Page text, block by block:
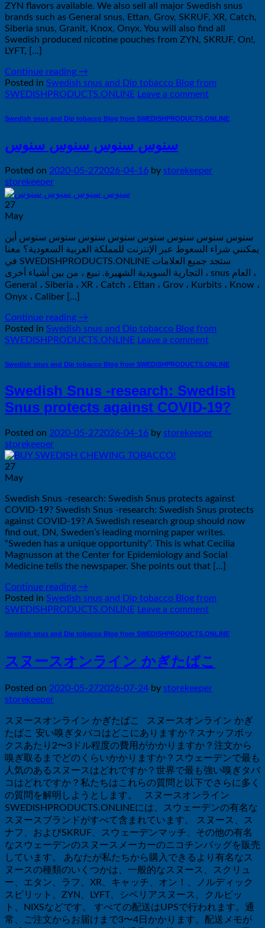
ZYN flavors available. We also sell all major Swedish snus
brands such as General snus, Ettan, Grov, SKRUF, XR, Catch,
Siberia snus, Granit, Knox, Onyx. You will also find all
Swedish produced nicotine pouches from ZYN, SKRUF, On!,
LYFT, […]
Continue reading →
Posted in Swedish snus and Dip tobacco Blog from
SWEDISHPRODUCTS.ONLINE Leave a comment
Swedish snus and Dip tobacco Blog from SWEDISHPRODUCTS.ONLINE
سنوس سنوس سنوس سنوس
Posted on 2020-05-272026-04-16 by storekeeper
storekeeper
27
May
سنوس سنوس سنوس سنوس سنوس سنوس سنوس سنوس أين
يمكنني شراء السعوط عبر الإنترنت للمملكة العربية السعودية؟ معنا
في SWEDISHPRODUCTS.ONLINE ستجد جميع العلامات
التجارية السويدية الشهيرة. نبيع ، من بين أشياء أخرى ، snus العام ،
General ، Siberia ، XR ، Catch ، Ettan ، Grov ، Kurbits ، Know ،
Onyx ، Caliber […]
Continue reading →
Posted in Swedish snus and Dip tobacco Blog from
SWEDISHPRODUCTS.ONLINE Leave a comment
Swedish snus and Dip tobacco Blog from SWEDISHPRODUCTS.ONLINE
Swedish Snus -research: Swedish
Snus protects against COVID-19?
Posted on 2020-05-272026-04-16 by storekeeper
storekeeper
27
May
Swedish Snus -research: Swedish Snus protects against
COVID-19? Swedish Snus -research: Swedish Snus protects
against COVID-19? A Swedish research group should now
find out, DN, Sweden’s leading morning paper writes.
“Sweden has a unique opportunity”. This is what Cecilia
Magnusson at the Center for Epidemiology and Social
Medicine tells the newspaper. She points out that […]
Continue reading →
Posted in Swedish snus and Dip tobacco Blog from
SWEDISHPRODUCTS.ONLINE Leave a comment
Swedish snus and Dip tobacco Blog from SWEDISHPRODUCTS.ONLINE
スヌースオンライン かぎたばこ
Posted on 2020-05-272026-07-24 by storekeeper
storekeeper
スヌースオンライン かぎたばこ スヌースオンライン かぎ
たばこ 安い嗅ぎタバコはどこにありますか？スナッフボッ
クスあたり2〜3ドル程度の費用がかかりますか？注文から
嗅ぎ取るまでどのくらいかかりますか？スウェーデンで最も
人気のあるスヌースはどれですか？世界で最も強い嗅ぎタバ
コはどれですか？私たちはこれらの質問と以下でさらに多く
の質問を解明しようとします。 スヌースオンライン
SWEDISHPRODUCTS.ONLINEには、スウェーデンの有名な
スヌースブランドがすべて含まれています。 スヌース、ス
ナフ、およびSKRUF、スウェーデンマッチ、その他の有名
なスウェーデンのスヌースメーカーのニコチンバッグを販売
しています。 あなたが私たちから購入できるより有名なス
ヌースの種類のいくつかは、一般的なスヌース、スクリュ
ー、エタン、ラフ、XR、キャッチ、オン！、ノルディック
スピリット、ZYN、LYFT、シベリアスヌース、クルビッ
ト、NIXSなどです。 すべての配送はUPSで行われます。通
常、ご注文からお届けまで3〜4日かかります。配送メモが